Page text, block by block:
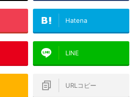
Hatena
LINE
URLコピー